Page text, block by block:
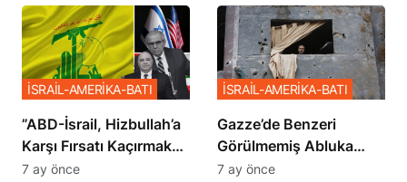
​​​​​​​”ABD-İsrail, Hizbullah’a
Karşı Fırsatı Kaçırmak
İstemiyor”
İSRAİL-AMERİKA-BATI
7 ay önce
​​​​​​​Gazze’de Benzeri
Görülmemiş Abluka
Planı
İSRAİL-AMERİKA-BATI
7 ay önce